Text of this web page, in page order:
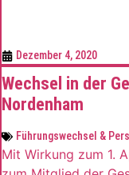
Dezember 4, 2020
Wechsel in der
Nordenham
Führungswechsel &
Mit Wirkung zum 1.